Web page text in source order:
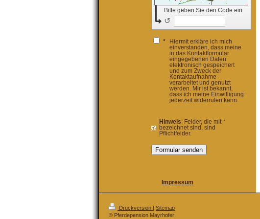
Bitte geben Sie den Code ein
↺
*
Hiermit erkläre ich mich
einverstanden, dass meine
in das Kontaktformular
eingegebenen Daten
elektronisch gespeichert
und zum Zweck der
Kontaktaufnahme
verarbeitet und genutzt
werden. Mir ist bekannt,
dass ich meine Einwilligung
jederzeit widerrufen kann.
Hinweis : Felder, die mit *
bezeichnet sind, sind
Pflichtfelder.
Impressum
Druckversion
Sitemap
© Pferdepension Mayrhofer